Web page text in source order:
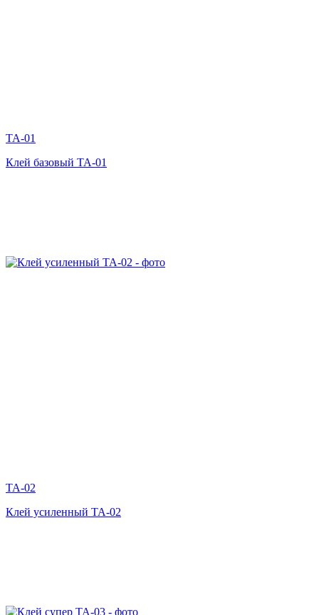
TA-01
Клей базовый TA-01
TA-02
Клей усиленный ТА-02